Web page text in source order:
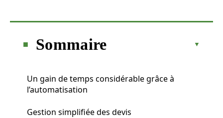
Sommaire
Un gain de temps considérable grâce à
l’automatisation
Gestion simplifiée des devis